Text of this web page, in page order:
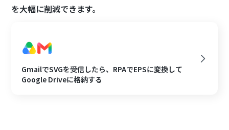
を大幅に削減できます。
GmailでSVGを受信したら、RPAでEPSに変換して
Google Driveに格納する